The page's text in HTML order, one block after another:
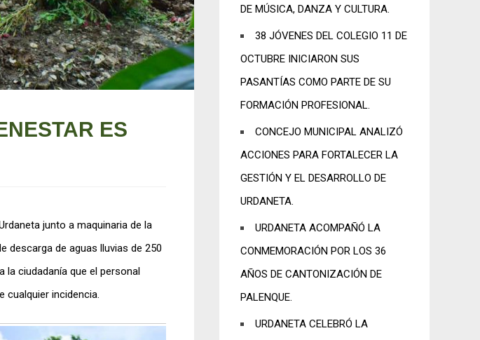
ES
junto a maquinaria de la
descarga de aguas lluvias de 250
la ciudadanía que el personal
cualquier incidencia.
DE MÚSICA, DANZA Y CULTURA.
38 JÓVENES DEL COLEGIO 11 DE
OCTUBRE INICIARON SUS
PASANTÍAS COMO PARTE DE SU
FORMACIÓN PROFESIONAL.
CONCEJO MUNICIPAL ANALIZÓ
ACCIONES PARA FORTALECER LA
GESTIÓN Y EL DESARROLLO DE
URDANETA.
URDANETA ACOMPAÑÓ LA
CONMEMORACIÓN POR LOS 36
AÑOS DE CANTONIZACIÓN DE
PALENQUE.
URDANETA CELEBRÓ LA